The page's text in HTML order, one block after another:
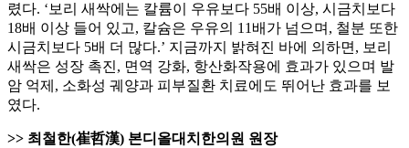
렸다. ‘보리 새싹에는 칼륨이 우유보다 55배 이상, 시금치보다
18배 이상 들어 있고, 칼슘은 우유의 11배가 넘으며, 철분 또한
시금치보다 5배 더 많다.’ 지금까지 밝혀진 바에 의하면, 보리
새싹은 성장 촉진, 면역 강화, 항산화작용에 효과가 있으며 발
암 억제, 소화성 궤양과 피부질환 치료에도 뛰어난 효과를 보
였다.
>> 최철한(崔哲漢) 본디올대치한의원 원장